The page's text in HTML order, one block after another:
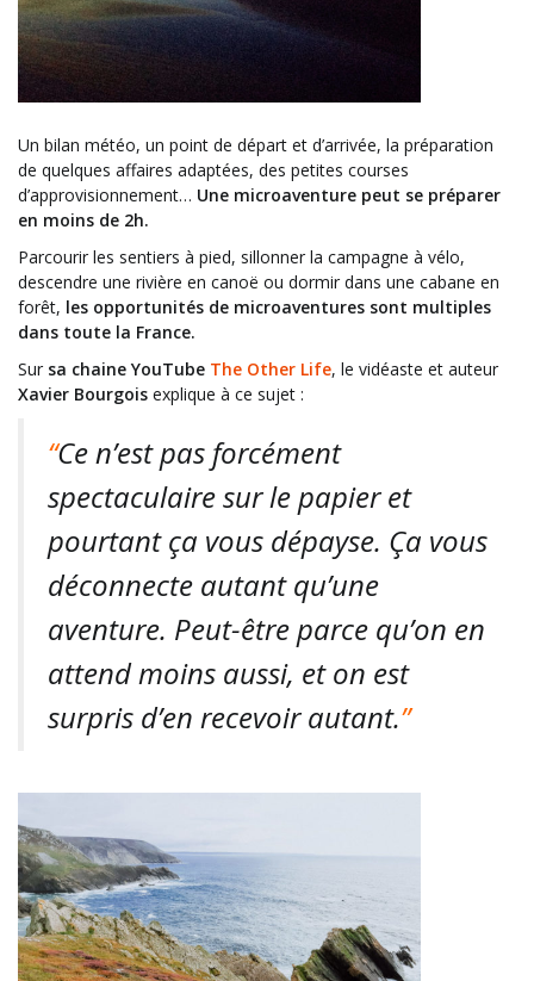
Un bilan météo, un point de départ et d’arrivée, la préparation
de quelques affaires adaptées, des petites courses
d’approvisionnement… Une microaventure peut se préparer
en moins de 2h.
Parcourir les sentiers à pied, sillonner la campagne à vélo,
descendre une rivière en canoë ou dormir dans une cabane en
forêt, les opportunités de microaventures sont multiples
dans toute la France.
Sur sa chaine YouTube The Other Life, le vidéaste et auteur
Xavier Bourgois explique à ce sujet :
“Ce n’est pas forcément
spectaculaire sur le papier et
pourtant ça vous dépayse. Ça vous
déconnecte autant qu’une
aventure. Peut-être parce qu’on en
attend moins aussi, et on est
surpris d’en recevoir autant.”